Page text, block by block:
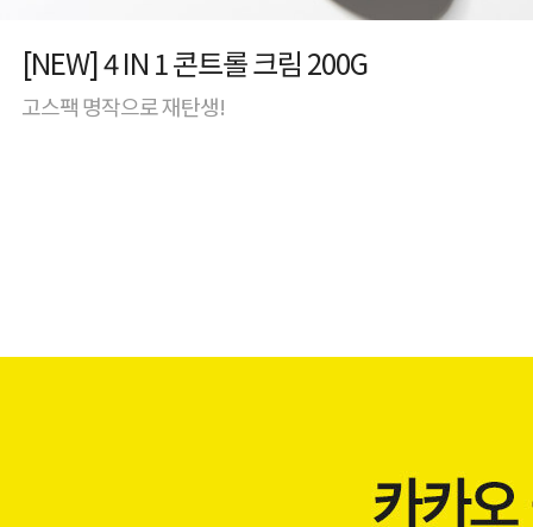
[NEW] 4 IN 1 콘트롤 크림 200G
고스팩 명작으로 재탄생!